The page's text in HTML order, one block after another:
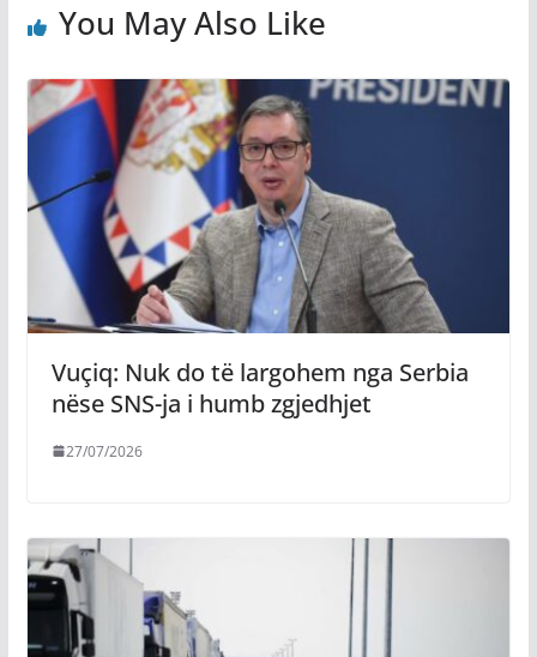
You May Also Like
Vuçiq: Nuk do të largohem nga Serbia
nëse SNS-ja i humb zgjedhjet
27/07/2026